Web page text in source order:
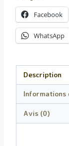
Facebook
WhatsApp
Description
Informations
Avis (0)